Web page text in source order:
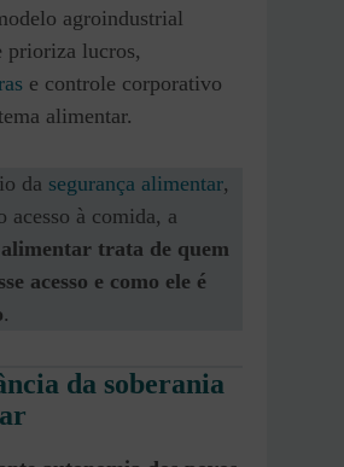
agroindustrial
prioriza lucros,
e controle corporativo
alimentar.
da segurança alimentar,
acesso à comida, a
trata de quem
acesso e como ele é
.
da soberania